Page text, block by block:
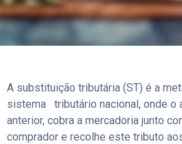
A substituição tributária (ST) é a
sistema tributário nacional, onde o
anterior, cobra a mercadoria junto
comprador e recolhe este tributo